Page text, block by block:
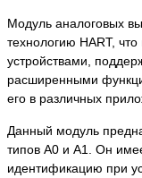
Модуль аналоговых
технологию HART,
устройствами,
расширенными
его в различных
Данный модуль
типов A0 и A1. Он
идентификацию при